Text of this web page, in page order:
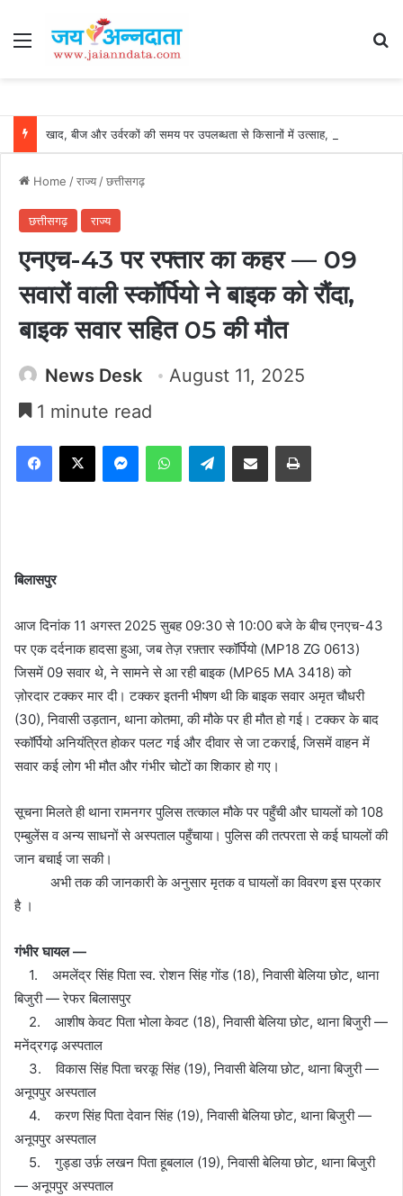
Menu
Home /राज्य/छत्तीसगढ़
छत्तीसगढ़ राज्य
एनएच-43 पर रफ्तार का कहर — 09
सवारों वाली स्कॉर्पियो ने बाइक को रौंदा,
बाइक सवार सहित 05 की मौत
News Desk
August 11, 2025
1 minute read
Facebook
X MessengerWhatsAppTelegramShare via Email Print
बिलासपुर
आज दिनांक 11 अगस्त 2025 सुबह 09:30 से 10:00 बजे के बीच एनएच-43
पर एक दर्दनाक हादसा हुआ, जब तेज़ रफ़्तार स्कॉर्पियो (MP18 ZG 0613)
जिसमें 09 सवार थे, ने सामने से आ रही बाइक (MP65 MA 3418) को
ज़ोरदार टक्कर मार दी। टक्कर इतनी भीषण थी कि बाइक सवार अमृत चौधरी
(30), निवासी उड़तान, थाना कोतमा, की मौके पर ही मौत हो गई। टक्कर के बाद
स्कॉर्पियो अनियंत्रित होकर पलट गई और दीवार से जा टकराई, जिसमें वाहन में
सवार कई लोग भी मौत और गंभीर चोटों का शिकार हो गए।
सूचना मिलते ही थाना रामनगर पुलिस तत्काल मौके पर पहुँची और घायलों को 108
एम्बुलेंस व अन्य साधनों से अस्पताल पहुँचाया। पुलिस की तत्परता से कई घायलों की
जान बचाई जा सकी।
अभी तक की जानकारी के अनुसार मृतक व घायलों का विवरण इस प्रकार
है ।
गंभीर घायल —
1. अमलेंद्र सिंह पिता स्व. रोशन सिंह गोंड (18), निवासी बेलिया छोट, थाना
बिजुरी — रेफर बिलासपुर
2. आशीष केवट पिता भोला केवट (18), निवासी बेलिया छोट, थाना बिजुरी —
मनेंद्रगढ़ अस्पताल
3. विकास सिंह पिता चरकू सिंह (19), निवासी बेलिया छोट, थाना बिजुरी —
अनूपपुर अस्पताल
4. करण सिंह पिता देवान सिंह (19), निवासी बेलिया छोट, थाना बिजुरी —
अनूपपुर अस्पताल
5. गुड्डा उर्फ़ लखन पिता हूबलाल (19), निवासी बेलिया छोट, थाना बिजुरी
— अनूपपुर अस्पताल